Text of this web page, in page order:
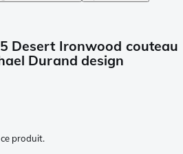
Desert Ironwood couteau
Durand design
produit.